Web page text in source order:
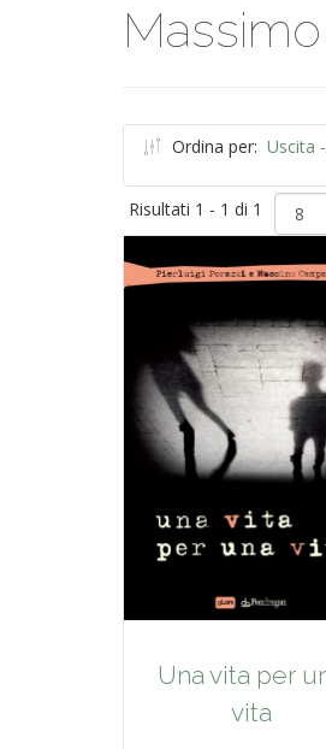
Ordina per: Uscita
Risultati 1 - 1 di 1
Una vita per
vita